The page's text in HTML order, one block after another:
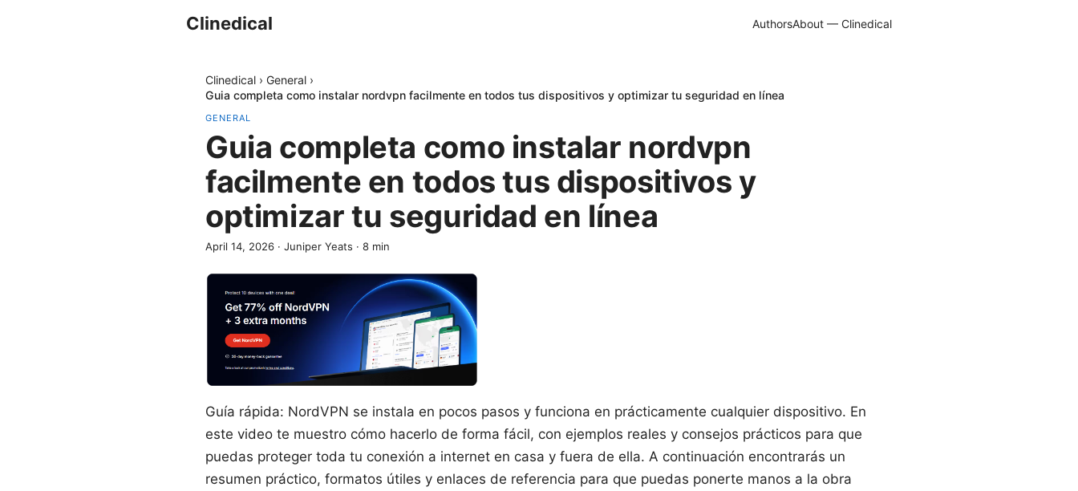
Clinedical AuthorsAbout — Clinedical
Clinedical › General ›
Guia completa como instalar nordvpn facilmente en todos tus dispositivos y optimizar tu seguridad en línea
GENERAL
Guia completa como instalar nordvpn
facilmente en todos tus dispositivos y
optimizar tu seguridad en línea
April 14, 2026 · Juniper Yeats · 8 min
Guía rápida: NordVPN se instala en pocos pasos y funciona en prácticamente cualquier dispositivo. En
este video te muestro cómo hacerlo de forma fácil, con ejemplos reales y consejos prácticos para que
puedas proteger toda tu conexión a internet en casa y fuera de ella. A continuación encontrarás un
resumen práctico, formatos útiles y enlaces de referencia para que puedas ponerte manos a la obra